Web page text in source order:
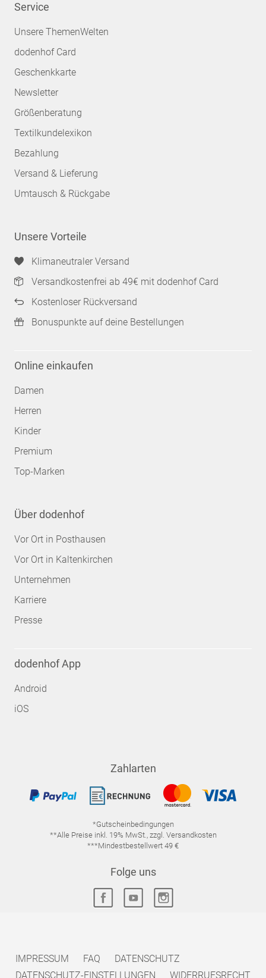
Service
Unsere ThemenWelten
dodenhof Card
Geschenkkarte
Newsletter
Größenberatung
Textilkundelexikon
Bezahlung
Versand & Lieferung
Umtausch & Rückgabe
Unsere Vorteile
Klimaneutraler Versand
Versandkostenfrei ab 49€ mit dodenhof Card
Kostenloser Rückversand
Bonuspunkte auf deine Bestellungen
Online einkaufen
Damen
Herren
Kinder
Premium
Top-Marken
Über dodenhof
Vor Ort in Posthausen
Vor Ort in Kaltenkirchen
Unternehmen
Karriere
Presse
dodenhof App
Android
iOS
Zahlarten
*Gutscheinbedingungen
**Alle Preise inkl. 19% MwSt., zzgl. Versandkosten
***Mindestbestellwert 49 €
Folge uns
IMPRESSUM FAQ
DATENSCHUTZ
DATENSCHUTZ-EINSTELLUNGEN
WIDERRUFSRECHT